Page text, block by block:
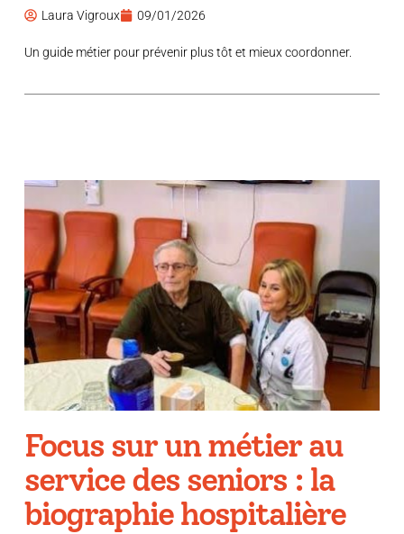
Laura Vigroux 09/01/2026
Un guide métier pour prévenir plus tôt et mieux coordonner.
Focus sur un métier au
service des seniors : la
biographie hospitalière